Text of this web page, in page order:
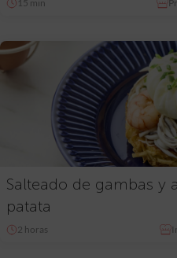
15 min
Salteado de gambas y
patata
2 horas